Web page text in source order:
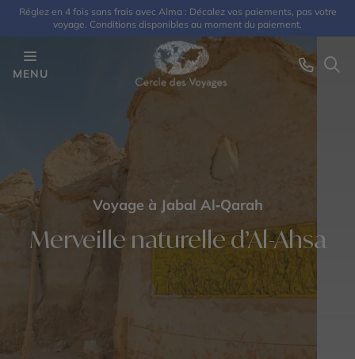
Réglez en 4 fois sans frais avec Alma : Décalez vos paiements, pas votre
voyage. Conditions disponibles au moment du paiement.
MENU
Voyage à Jabal Al‑Qarah
Merveille naturelle d’Al-Ahsa